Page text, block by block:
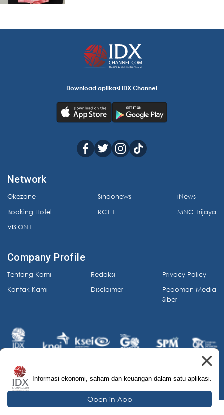
Download aplikasi IDX Channel
Network
Okezone
Booking Hotel
VISION+
Sindonews
RCTI+
iNews
MNC Trijaya
Company Profile
Tentang Kami
Kontak Kami
Redaksi
Disclaimer
Privacy Policy
Pedoman Media
Siber
© 2026 IDX Channel. All Rights Reserved.
Informasi ekonomi, saham dan keuangan dalam satu aplikasi.
Open in App